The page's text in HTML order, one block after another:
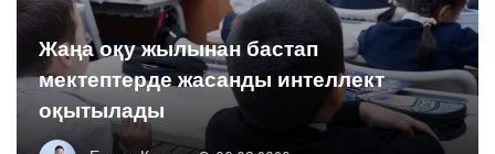
Жаңа оқу жылынан бастап
мектептерде жасанды интеллект
оқытылады